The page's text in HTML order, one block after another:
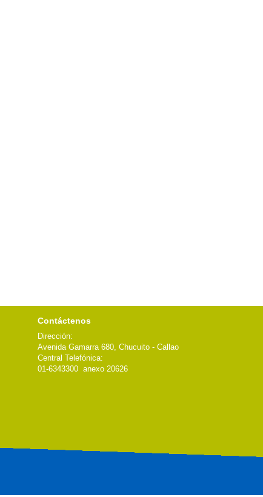
Contáctenos
Dirección:
Avenida Gamarra 680, Chucuito - Callao
Central Telefónica:
01-6343300 anexo 20626